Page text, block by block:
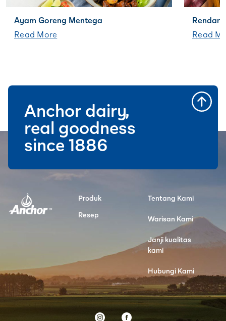
Ayam Goreng Mentega
Read More
Read
Produk
Resep
Tentang Kami
Warisan Kami
Janji kualitas
kami
Hubungi Kami
Anchor dairy,
real goodness
since 1886